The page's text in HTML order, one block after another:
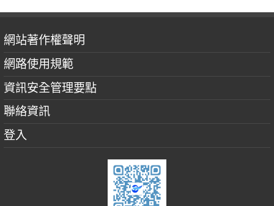
網站著作權聲明
網路使用規範
資訊安全管理要點
聯絡資訊
登入